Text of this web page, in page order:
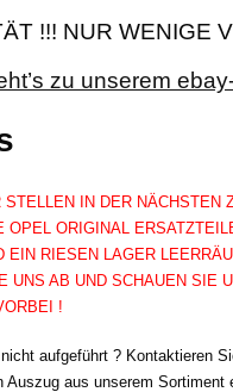
!!! NUR WENIGE
zu unserem
STELLEN IN DER NÄCHSTEN
OPEL ORIGINAL
EIN RIESEN LAGER
UNS AB UND SCHAUEN SIE
!
aufgeführt ? Kontaktieren
Auszug aus unserem Sortiment